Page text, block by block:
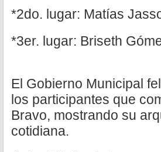
*2do. lugar: Matías
*3er. lugar: Briseth
El Gobierno Municipal
los participantes que
Bravo, mostrando su
cotidiana.